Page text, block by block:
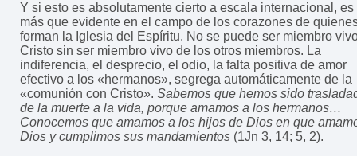
Y si esto es absolutamente cierto a escala internacional, es
más que evidente en el campo de los corazones de
forman la Iglesia del Espíritu. No se puede ser miembro
Cristo sin ser miembro vivo de los otros miembros. La
indiferencia, el desprecio, el odio, la falta positiva de amor
efectivo a los «hermanos», segrega automáticamente de la
«comunión con Cristo». Sabemos que hemos sido
de la muerte a la vida, porque amamos a los hermanos…
Conocemos que amamos a los hijos de Dios en que
Dios y cumplimos sus mandamientos (1Jn 3, 14; 5, 2).